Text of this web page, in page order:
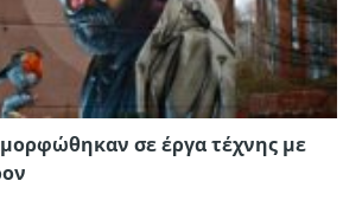
σε έργα τέχνης με